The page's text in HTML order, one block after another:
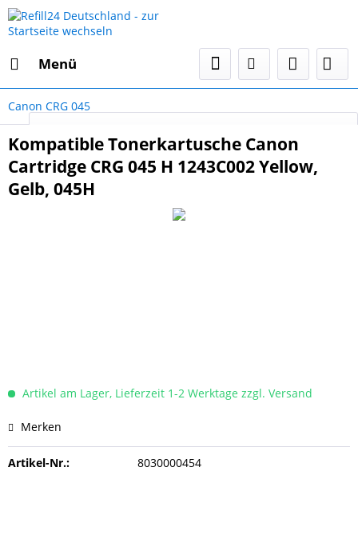
Menü
Canon CRG 045
Kompatible Tonerkartusche Canon
Cartridge CRG 045 H 1243C002 Yellow,
Gelb, 045H
Artikel am Lager, Lieferzeit 1-2 Werktage zzgl. Versand
Merken
Artikel-Nr.: 8030000454